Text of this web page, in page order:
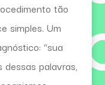
tão
simples. Um
“sua
dessas palavras,